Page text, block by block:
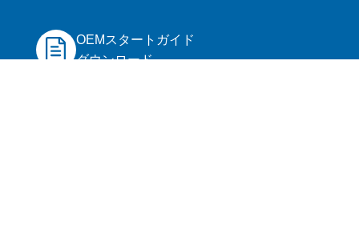
OEMスタートガイド
ダウンロード